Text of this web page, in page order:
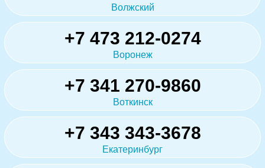
Волжский
+7 473 212-0274
Воронеж
+7 341 270-9860
Воткинск
+7 343 343-3678
Екатеринбург